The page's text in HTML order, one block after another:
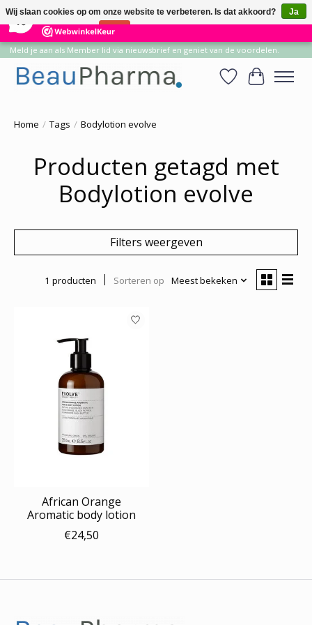
14 Reviews ×
Meld je aan als Member lid via nieuwsbrief en geniet van de voordelen.
Verlanglijst
Home / Tags / Bodylotion evolve
Producten getagd met
Bodylotion evolve
Filters weergeven
1 producten Sorteren op Meest bekeken
African Orange
Aromatic body lotion
€24,50
Wij slaan cookies op om onze website te verbeteren. Is dat akkoord?
Ja
Nee